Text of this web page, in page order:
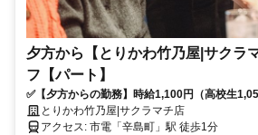
夕方から【とりかわ竹乃屋|サクラ
フ【パート】
✅【夕方からの勤務】時給1,100円（高校生
カで通いやすい♪シフト調整も柔軟◎未経験＆
ーも応援します！
とりかわ竹乃屋|サクラマチ店
アクセス: 市電「辛島町」駅 徒歩1分